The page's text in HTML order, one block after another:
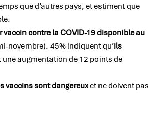
que d’autres pays, et estiment que
vaccin contre la COVID-19 disponible au
novembre). 45% indiquent qu’ils
une augmentation de 12 points de
vaccins sont dangereuxet ne doivent pas